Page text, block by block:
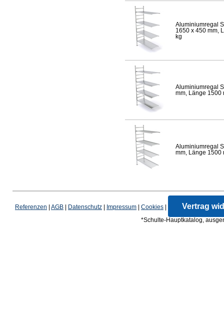
Aluminiumregal
1650 x 450 mm,
kg
Aluminiumregal
mm, Länge 1500
Aluminiumregal
mm, Länge 1500
Referenzen AGB Datenschutz Impressum Cookies Vertrag
*Schulte-Hauptkatalog,